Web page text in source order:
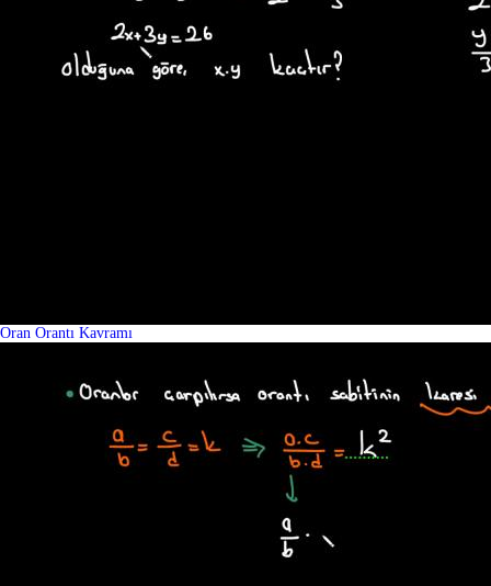
Oran Orantı Kavramı